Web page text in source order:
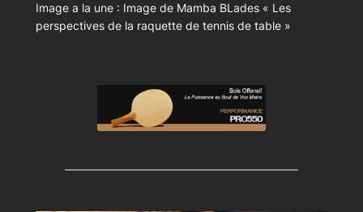
Image a la une : Image de Mamba BLades « Les
perspectives de la raquette de tennis de table »